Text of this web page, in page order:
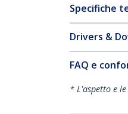
Specifiche
Drivers &
FAQ e
* L'aspetto e